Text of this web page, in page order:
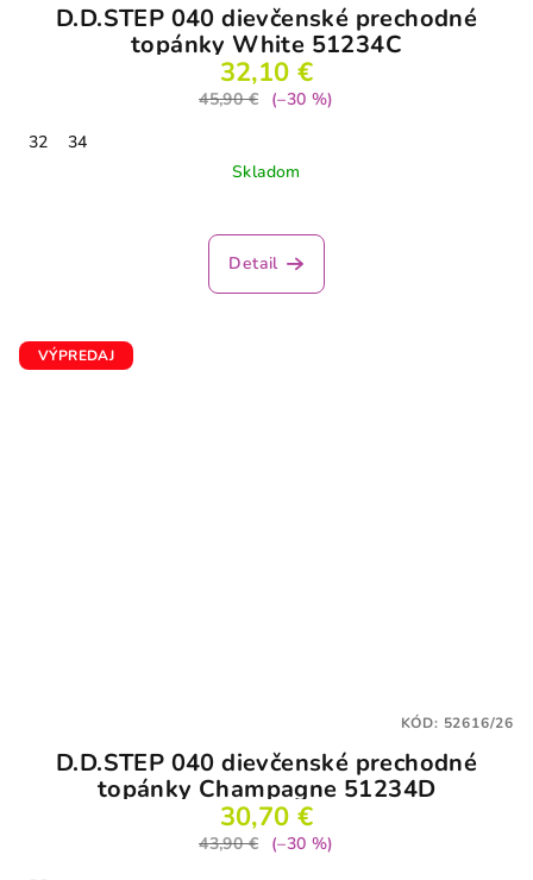
D.D.STEP 040 dievčenské prechodné
topánky White 51234C
32,10 €
45,90 €
(–30 %)
32
34
Skladom
Detail
VÝPREDAJ
D.D.STEP 040 dievčenské prechodné
topánky Champagne 51234D
30,70 €
43,90 €
(–30 %)
KÓD: 52616/26